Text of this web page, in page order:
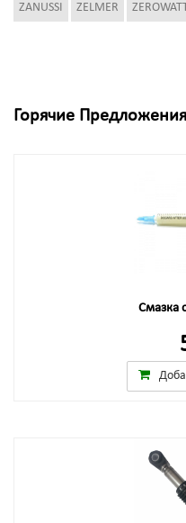
ZANUSSI ZELMER
Горячие Предложения
Смазка